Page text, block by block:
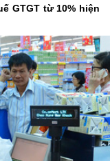
GTGT từ 10% hiện